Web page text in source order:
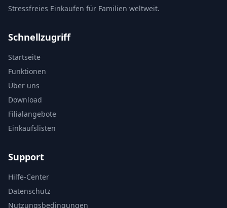
Stressfreies Einkaufen für Familien weltweit.
Schnellzugriff
Startseite
Funktionen
Über uns
Download
Filialangebote
Einkaufslisten
Support
Hilfe-Center
Datenschutz
Nutzungsbedingungen